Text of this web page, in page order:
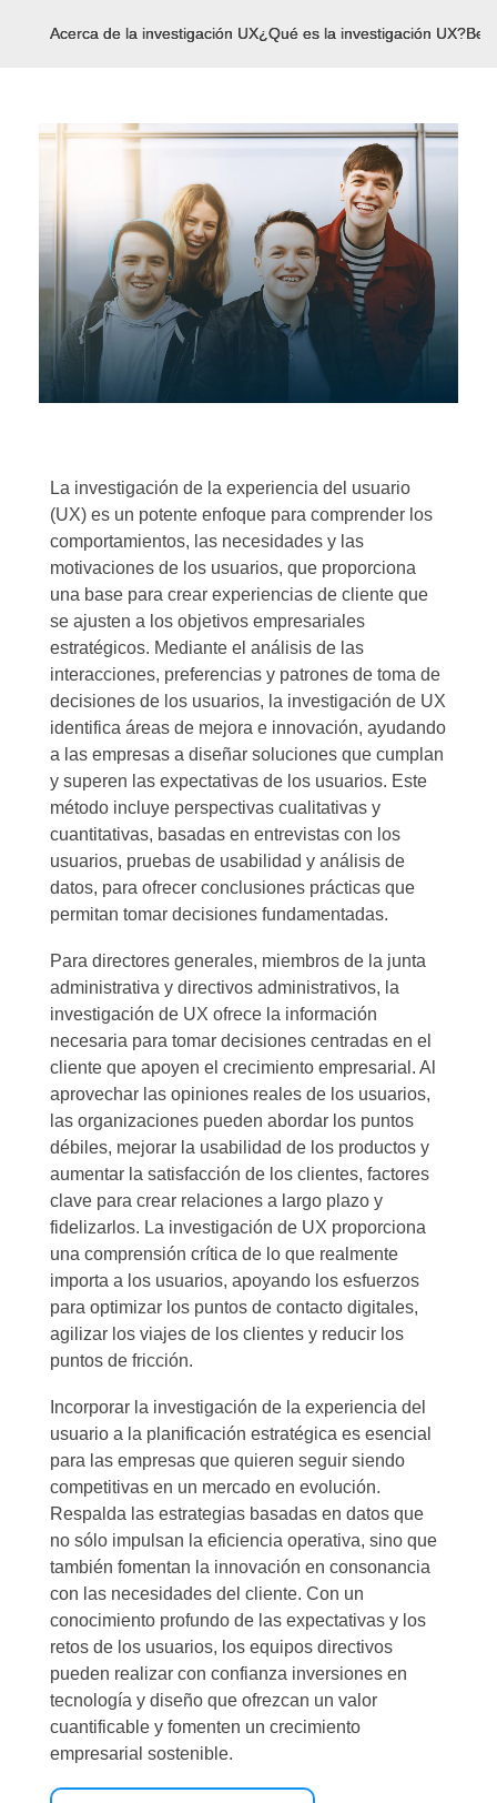
Acerca de la investigación UX¿Qué es la investigación UX?
La investigación de la experiencia del usuario
(UX) es un potente enfoque para comprender los
comportamientos, las necesidades y las
motivaciones de los usuarios, que proporciona
una base para crear experiencias de cliente que
se ajusten a los objetivos empresariales
estratégicos. Mediante el análisis de las
interacciones, preferencias y patrones de toma de
decisiones de los usuarios, la investigación de UX
identifica áreas de mejora e innovación, ayudando
a las empresas a diseñar soluciones que cumplan
y superen las expectativas de los usuarios. Este
método incluye perspectivas cualitativas y
cuantitativas, basadas en entrevistas con los
usuarios, pruebas de usabilidad y análisis de
datos, para ofrecer conclusiones prácticas que
permitan tomar decisiones fundamentadas.
Para directores generales, miembros de la junta
administrativa y directivos administrativos, la
investigación de UX ofrece la información
necesaria para tomar decisiones centradas en el
cliente que apoyen el crecimiento empresarial. Al
aprovechar las opiniones reales de los usuarios,
las organizaciones pueden abordar los puntos
débiles, mejorar la usabilidad de los productos y
aumentar la satisfacción de los clientes, factores
clave para crear relaciones a largo plazo y
fidelizarlos. La investigación de UX proporciona
una comprensión crítica de lo que realmente
importa a los usuarios, apoyando los esfuerzos
para optimizar los puntos de contacto digitales,
agilizar los viajes de los clientes y reducir los
puntos de fricción.
Incorporar la investigación de la experiencia del
usuario a la planificación estratégica es esencial
para las empresas que quieren seguir siendo
competitivas en un mercado en evolución.
Respalda las estrategias basadas en datos que
no sólo impulsan la eficiencia operativa, sino que
también fomentan la innovación en consonancia
con las necesidades del cliente. Con un
conocimiento profundo de las expectativas y los
retos de los usuarios, los equipos directivos
pueden realizar con confianza inversiones en
tecnología y diseño que ofrezcan un valor
cuantificable y fomenten un crecimiento
empresarial sostenible.